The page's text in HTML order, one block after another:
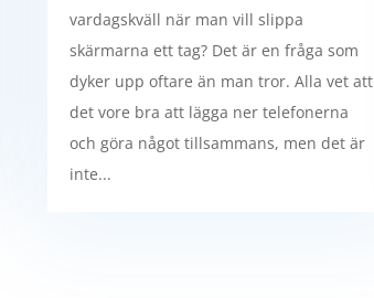
vardagskväll när man vill slippa
skärmarna ett tag? Det är en fråga som
dyker upp oftare än man tror. Alla vet att
det vore bra att lägga ner telefonerna
och göra något tillsammans, men det är
inte...